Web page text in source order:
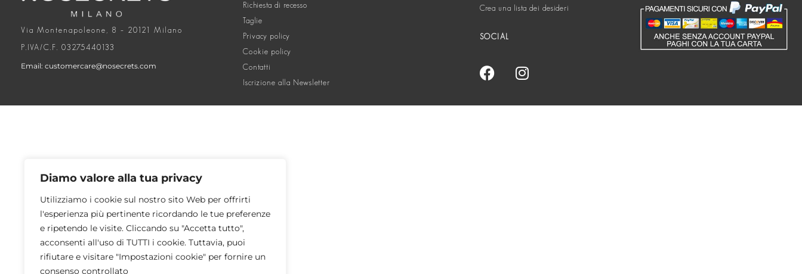
Diamo valore alla tua privacy
Utilizziamo i cookie sul nostro sito Web per offrirti
l'esperienza più pertinente ricordando le tue preferenze
e ripetendo le visite. Cliccando su "Accetta tutto",
acconsenti all'uso di TUTTI i cookie. Tuttavia, puoi
rifiutare e visitare "Impostazioni cookie" per fornire un
consenso controllato
Via Montenapoleone, 8 – 20121 Milano
P.IVA/C.F. 03275440133
Email: customercare@nosecrets.com
Richiesta di recesso
Taglie
Privacy policy
Cookie policy
Contatti
Iscrizione alla Newsletter
Crea una lista dei desideri
SOCIAL